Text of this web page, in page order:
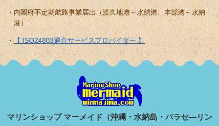
内閣府不定期航路事業届出（渡久地港～水納港、本部港～水納
港）
【 ISO24803適合サービスプロバイダー 】
マリンショップ マーメイド（沖縄・水納島・パラセ―リン